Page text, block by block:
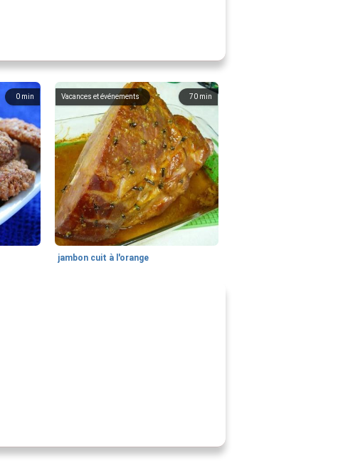
0 min 70 min
Vacances et événements
jambon cuit à l'orange